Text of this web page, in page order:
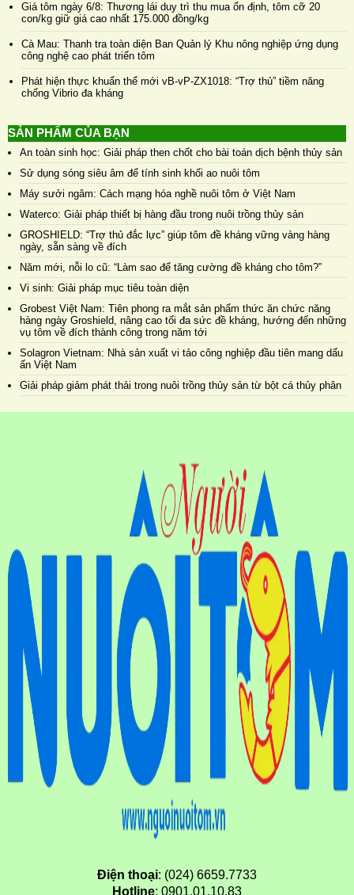
Giá tôm ngày 6/8: Thương lái duy trì thu mua ổn định, tôm cỡ 20
con/kg giữ giá cao nhất 175.000 đồng/kg
Cà Mau: Thanh tra toàn diện Ban Quản lý Khu nông nghiệp ứng dụng
công nghệ cao phát triển tôm
Phát hiện thực khuẩn thể mới vB-vP-ZX1018: “Trợ thủ” tiềm năng
chống Vibrio đa kháng
SẢN PHẨM CỦA BẠN
An toàn sinh học: Giải pháp then chốt cho bài toán dịch bệnh thủy sản
Sử dụng sóng siêu âm để tính sinh khối ao nuôi tôm
Máy sưởi ngâm: Cách mạng hóa nghề nuôi tôm ở Việt Nam
Waterco: Giải pháp thiết bị hàng đầu trong nuôi trồng thủy sản
GROSHIELD: “Trợ thủ đắc lực” giúp tôm đề kháng vững vàng hàng
ngày, sẵn sàng về đích
Năm mới, nỗi lo cũ: “Làm sao để tăng cường đề kháng cho tôm?”
Vi sinh: Giải pháp mục tiêu toàn diện
Grobest Việt Nam: Tiên phong ra mắt sản phẩm thức ăn chức năng
hàng ngày Groshield, nâng cao tối đa sức đề kháng, hướng đến những
vụ tôm về đích thành công trong năm tới
Solagron Vietnam: Nhà sản xuất vi tảo công nghiệp đầu tiên mang dấu
ấn Việt Nam
Giải pháp giảm phát thải trong nuôi trồng thủy sản từ bột cá thủy phân
Điện thoại: (024) 6659.7733
Hotline: 0901.01.10.83